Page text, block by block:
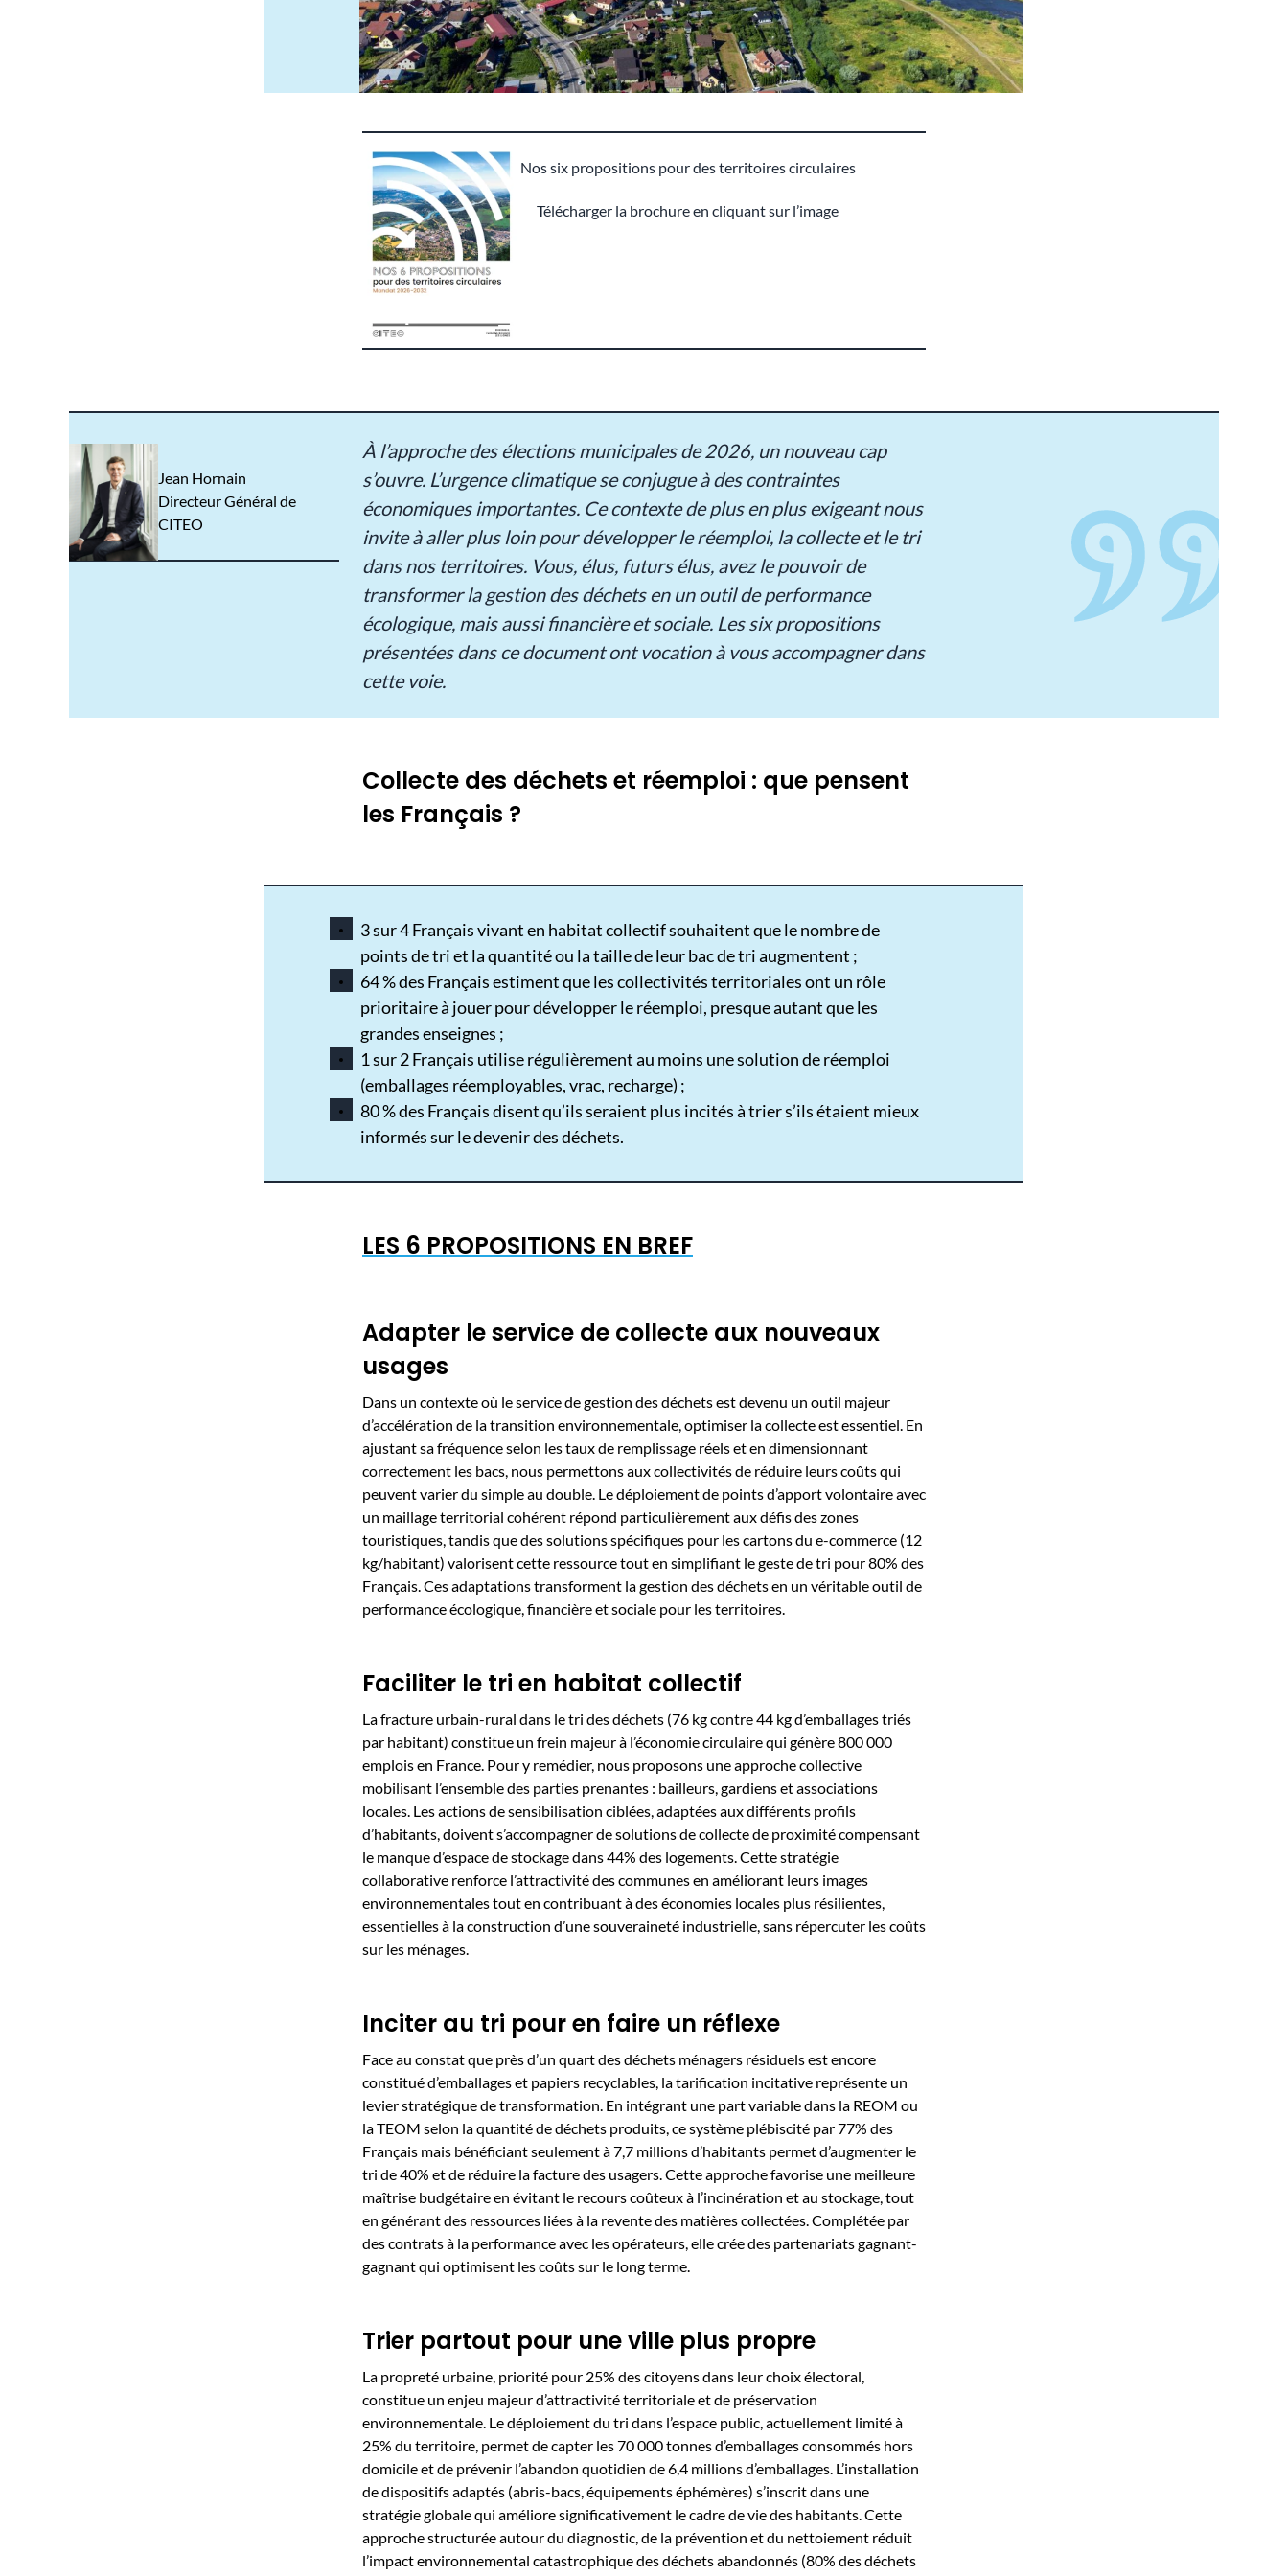
Nos six propositions pour des territoires circulaires
Télécharger la brochure en cliquant sur l’image
Jean Hornain
Directeur Général de
CITEO
À l’approche des élections municipales de 2026, un nouveau cap
s’ouvre. L’urgence climatique se conjugue à des contraintes
économiques importantes. Ce contexte de plus en plus exigeant nous
invite à aller plus loin pour développer le réemploi, la collecte et le tri
dans nos territoires. Vous, élus, futurs élus, avez le pouvoir de
transformer la gestion des déchets en un outil de performance
écologique, mais aussi financière et sociale. Les six propositions
présentées dans ce document ont vocation à vous accompagner dans
cette voie.
Collecte des déchets et réemploi : que pensent
les Français ?
3 sur 4 Français vivant en habitat collectif souhaitent que le nombre de
points de tri et la quantité ou la taille de leur bac de tri augmentent ;
64 % des Français estiment que les collectivités territoriales ont un rôle
prioritaire à jouer pour développer le réemploi, presque autant que les
grandes enseignes ;
1 sur 2 Français utilise régulièrement au moins une solution de réemploi
(emballages réemployables, vrac, recharge) ​​;
80 % des Français disent qu’ils seraient plus incités à trier s’ils étaient mieux
informés sur le devenir des déchets.
LES 6 PROPOSITIONS EN BREF
Adapter le service de collecte aux nouveaux
usages
Dans un contexte où le service de gestion des déchets est devenu un outil majeur
d’accélération de la transition environnementale, optimiser la collecte est essentiel. En
ajustant sa fréquence selon les taux de remplissage réels et en dimensionnant
correctement les bacs, nous permettons aux collectivités de réduire leurs coûts qui
peuvent varier du simple au double. Le déploiement de points d’apport volontaire avec
un maillage territorial cohérent répond particulièrement aux défis des zones
touristiques, tandis que des solutions spécifiques pour les cartons du e-commerce (12
kg/habitant) valorisent cette ressource tout en simplifiant le geste de tri pour 80% des
Français. Ces adaptations transforment la gestion des déchets en un véritable outil de
performance écologique, financière et sociale pour les territoires.
Faciliter le tri en habitat collectif
La fracture urbain-rural dans le tri des déchets (76 kg contre 44 kg d’emballages triés
par habitant) constitue un frein majeur à l’économie circulaire qui génère 800 000
emplois en France. Pour y remédier, nous proposons une approche collective
mobilisant l’ensemble des parties prenantes : bailleurs, gardiens et associations
locales. Les actions de sensibilisation ciblées, adaptées aux différents profils
d’habitants, doivent s’accompagner de solutions de collecte de proximité compensant
le manque d’espace de stockage dans 44% des logements. Cette stratégie
collaborative renforce l’attractivité des communes en améliorant leurs images
environnementales tout en contribuant à des économies locales plus résilientes,
essentielles à la construction d’une souveraineté industrielle, sans répercuter les coûts
sur les ménages.
Inciter au tri pour en faire un réflexe
Face au constat que près d’un quart des déchets ménagers résiduels est encore
constitué d’emballages et papiers recyclables, la tarification incitative représente un
levier stratégique de transformation. En intégrant une part variable dans la REOM ou
la TEOM selon la quantité de déchets produits, ce système plébiscité par 77% des
Français mais bénéficiant seulement à 7,7 millions d’habitants permet d’augmenter le
tri de 40% et de réduire la facture des usagers. Cette approche favorise une meilleure
maîtrise budgétaire en évitant le recours coûteux à l’incinération et au stockage, tout
en générant des ressources liées à la revente des matières collectées. Complétée par
des contrats à la performance avec les opérateurs, elle crée des partenariats gagnant-
gagnant qui optimisent les coûts sur le long terme.
Trier partout pour une ville plus propre
La propreté urbaine, priorité pour 25% des citoyens dans leur choix électoral,
constitue un enjeu majeur d’attractivité territoriale et de préservation
environnementale. Le déploiement du tri dans l’espace public, actuellement limité à
25% du territoire, permet de capter les 70 000 tonnes d’emballages consommés hors
domicile et de prévenir l’abandon quotidien de 6,4 millions d’emballages. L’installation
de dispositifs adaptés (abris-bacs, équipements éphémères) s’inscrit dans une
stratégie globale qui améliore significativement le cadre de vie des habitants. Cette
approche structurée autour du diagnostic, de la prévention et du nettoiement réduit
l’impact environnemental catastrophique des déchets abandonnés (80% des déchets